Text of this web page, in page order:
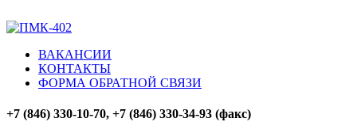
ВАКАНСИИ
КОНТАКТЫ
ФОРМА ОБРАТНОЙ СВЯЗИ
+7 (846) 330-10-70, +7 (846) 330-34-93 (факс)